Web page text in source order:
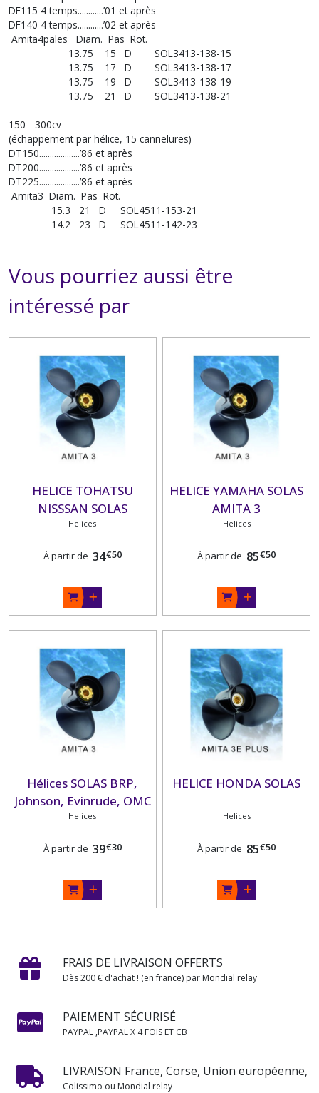
DF115 4 temps............’01 et après
DF140 4 temps............’02 et après
Amita4pales Diam. Pas Rot.
13.75 15 D SOL3413-138-15
13.75 17 D SOL3413-138-17
13.75 19 D SOL3413-138-19
13.75 21 D SOL3413-138-21
150 - 300cv
(échappement par hélice, 15 cannelures)
DT150...................’86 et après
DT200...................’86 et après
DT225...................’86 et après
Amita3 Diam. Pas Rot.
15.3 21 D SOL4511-153-21
14.2 23 D SOL4511-142-23
Vous pourriez aussi être
intéressé par
HELICE TOHATSU
NISSSAN SOLAS
Helices
À partir de 34€50
HELICE YAMAHA SOLAS
AMITA 3
Helices
À partir de 85€50
Hélices SOLAS BRP,
Johnson, Evinrude, OMC
Helices
À partir de 39€30
HELICE HONDA SOLAS
Helices
À partir de 85€50
FRAIS DE LIVRAISON OFFERTS
Dès 200 € d'achat ! (en france) par Mondial relay
PAIEMENT SÉCURISÉ
PAYPAL ,PAYPAL X 4 FOIS ET CB
LIVRAISON France, Corse, Union européenne,
Colissimo ou Mondial relay